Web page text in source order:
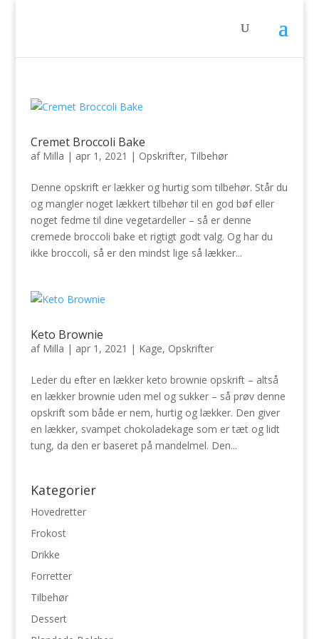
Cremet Broccoli Bake
af Milla | apr 1, 2021 | Opskrifter, Tilbehør
Denne opskrift er lækker og hurtig som tilbehør. Står du
og mangler noget lækkert tilbehør til en god bøf eller
noget fedme til dine vegetardeller – så er denne
cremede broccoli bake et rigtigt godt valg. Og har du
ikke broccoli, så er den mindst lige så lækker...
Keto Brownie
af Milla | apr 1, 2021 | Kage, Opskrifter
Leder du efter en lækker keto brownie opskrift – altså
en lækker brownie uden mel og sukker – så prøv denne
opskrift som både er nem, hurtig og lækker. Den giver
en lækker, svampet chokoladekage som er tæt og lidt
tung, da den er baseret på mandelmel. Den...
Kategorier
Hovedretter
Frokost
Drikke
Forretter
Tilbehør
Dessert